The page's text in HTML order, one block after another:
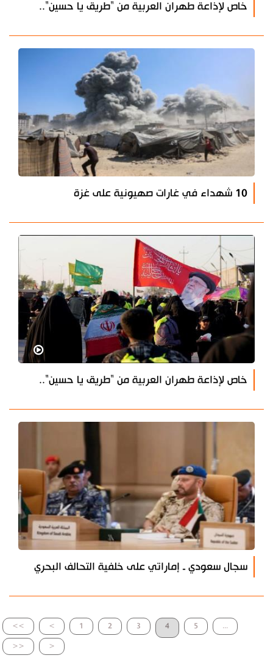
خاص لإذاعة طهران العربية من "طريق يا حسين"..
10 شهداء في غارات صهيونية على غزة
خاص لإذاعة طهران العربية من "طريق يا حسين"..
سجال سعودي ـ إماراتي على خلفية التحالف البحري
>> > 1 2 3 4 5 ...
<
<<